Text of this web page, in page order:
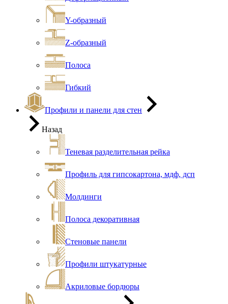
Y-образный
Z-образный
Полоса
Гибкий
Профили и панели для стен
Назад
Теневая разделительная рейка
Профиль для гипсокартона, мдф, дсп
Молдинги
Полоса декоративная
Стеновые панели
Профили штукатурные
Акриловые бордюры